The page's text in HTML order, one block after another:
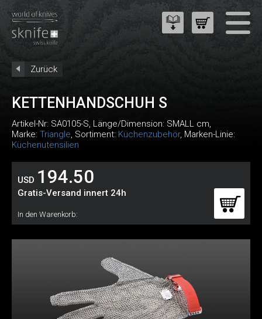
Zurück
KETTENHANDSCHUH S
Artikel-Nr: SA0105-S, Länge/Dimension: SMALL cm,
Marke: Triangle, Sortiment: Küchenzubehör, Marken-Linie:
Küchenutensilien
USD 194.50
Gratis-Versand innert 24h
In den Warenkorb: